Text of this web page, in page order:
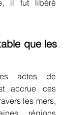
il fut libéré
que les
actes de
accrue ces
les mers,
régions